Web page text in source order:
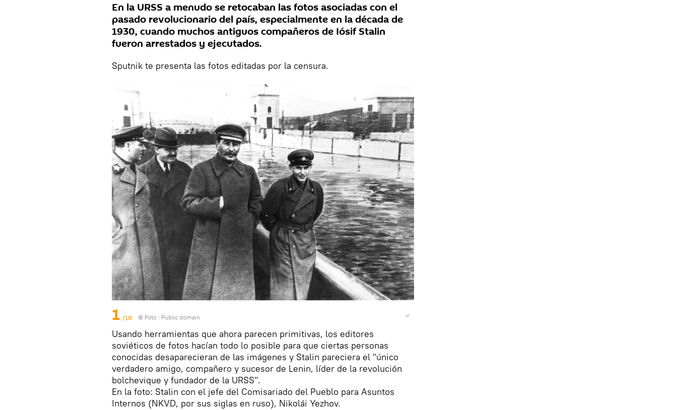
En la URSS a menudo se retocaban las fotos asociadas con el
pasado revolucionario del país, especialmente en la década de
1930, cuando muchos antiguos compañeros de Iósif Stalin
fueron arrestados y ejecutados.
Sputnik te presenta las fotos editadas por la censura.
1 /18 © Foto : Public domain
Usando herramientas que ahora parecen primitivas, los editores
soviéticos de fotos hacían todo lo posible para que ciertas personas
conocidas desaparecieran de las imágenes y Stalin pareciera el "único
verdadero amigo, compañero y sucesor de Lenin, líder de la revolución
bolchevique y fundador de la URSS".
En la foto: Stalin con el jefe del Comisariado del Pueblo para Asuntos
Internos (NKVD, por sus siglas en ruso), Nikolái Yezhov.